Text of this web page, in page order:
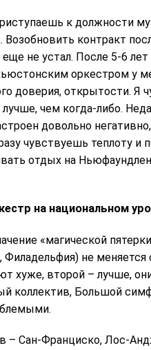
к должности
контракт
еще не устал. После 5-6
оркестром у
доверия, открытости. Я
чем когда-либо.
довольно
чувствуешь теплоту и
отдых на
на национальном
«магической
не меняется
хуже, второй – лучше,
коллектив, Большой
– Сан-Франциско, Лос-